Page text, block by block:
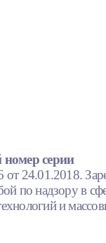
серии
24.01.2018.
по надзору в
и